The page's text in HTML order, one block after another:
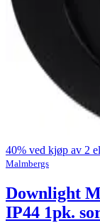
40% ved kjøp av 2
Malmbergs
Downlight
IP44 1pk.